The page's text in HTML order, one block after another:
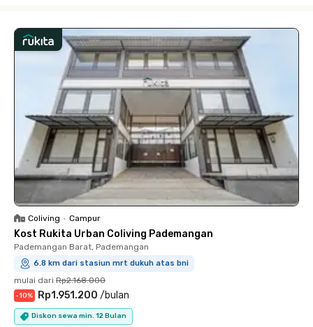
Coliving • Campur
Kost Rukita Urban Coliving Pademangan
Pademangan Barat, Pademangan
6.8 km dari stasiun mrt dukuh atas bni
mulai dari Rp2.168.000
-10% Rp1.951.200 /bulan
Diskon sewa min. 12 Bulan